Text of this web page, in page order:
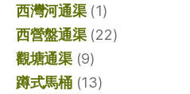
西灣河通渠(1)
西營盤通渠(22)
觀塘通渠(9)
蹲式馬桶(13)